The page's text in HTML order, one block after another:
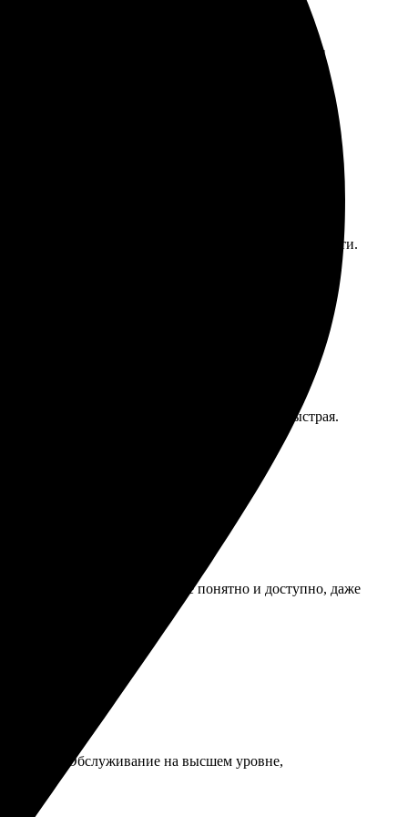
быстрая доставка в Серов. Результат на высоте!
без затруднений. Оперативно обработали заявку и
компании, где ценят клиентов и их потребности.
уточнения. Печать пришла на удивление быстрая.
загрузила свое фото. Всё понятно и доступно, даже
подошла. Обслуживание на высшем уровне,